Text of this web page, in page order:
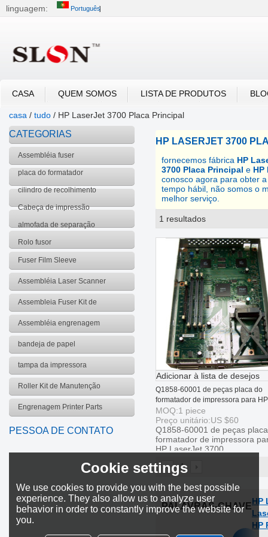
linguagem: Português
CASA QUEM SOMOS LISTA DE PRODUTOS
casa / tudo / HP LaserJet 3700 Placa Principal
CATEGORIAS
Assembléia fuser
placa do formatador
cilindro de recolhimento
Cabeça de impressão
almofada de separação
Rolo fusor
Fuser Film Sleeve
Assembléia Laser Scanner
Assembleia Fuser Kit de
manutenção
Assembléia engrenagem
bandeja de papel
tampa da impressora
Roller Kit de Manutenção
Engrenagem Printer Parts
PESSOA DE CONTATO
HP LASERJET 3700
fornecemos fábrica HP
3700 Placa Principal e HP
conosco agora para obter
tempo hábil, não somos o
melhor serviço.
1 resultados
Adicionar à lista de desejos
Q1858-60001 de peças placa do
formatador de impressora para HP
LaserJet 3700
MOQ:1 piece
Preço unitário:US $60
Q1858-60001 de peças
formatador de impressora
HP LaserJet 3700
1
PALAVRAS-CHAVEHP
HP
Cookie settings
We use cookies to provide you with the best possible
experience. They also allow us to analyze user
behavior in order to constantly improve the website for
you.